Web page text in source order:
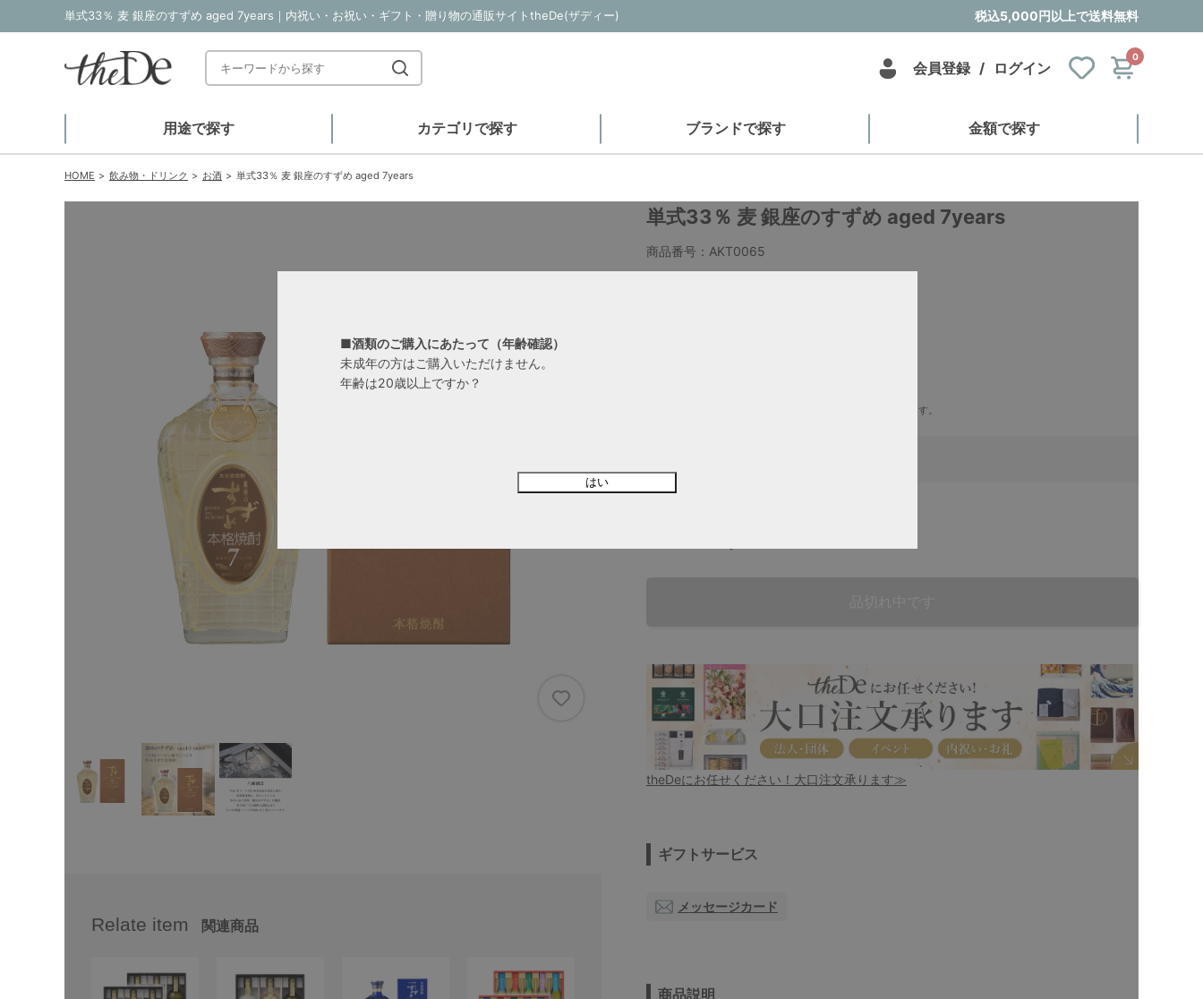
単式33％ 麦 銀座のすずめ aged 7years｜内祝い・お祝い・ギフト・贈り物の通販サイトtheDe(ザディー) 税込5,000円以上で送料無料
会員登録 / ログイン
0
用途で探す カテゴリで探す ブランドで探す 金額で探す
HOME 飲み物・ドリンク お酒 単式33％ 麦 銀座のすずめ aged 7years
Relate item 関連商品
単式33％ 麦 銀座のすずめ aged 7years
商品番号：AKT0065
※北海道・沖縄県への配送につきましては別途送料がかかります。
■酒類のご購入にあたって（年齢確認）
未成年の方はご購入いただけません。
年齢は20歳以上ですか？
はい
theDeにお任せください！大口注文承ります≫
ギフトサービス
メッセージカード
商品説明